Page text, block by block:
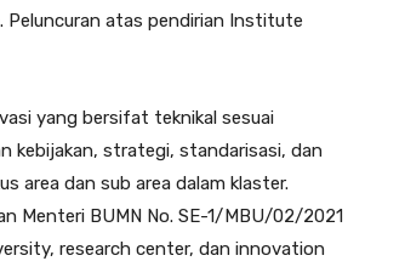
atas pendirian Institute
yang bersifat teknikal sesuai
kebijakan, strategi, standarisasi, dan
area dan sub area dalam klaster.
Menteri BUMN No. SE-1/MBU/02/2021
research center, dan innovation